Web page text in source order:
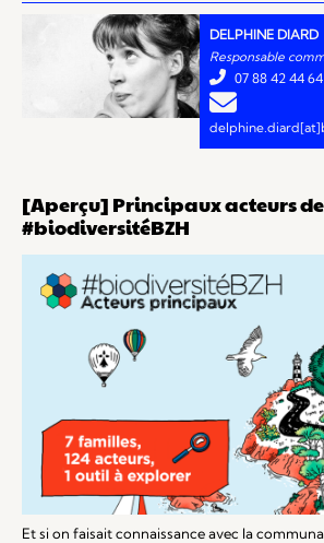
DELPHINE DIARD
Responsable
88 42 44 64
[Aperçu] Principaux acteurs
#biodiversitéBZH
Et si on faisait connaissance avec la